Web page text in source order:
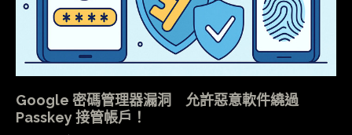
Google 密碼管理器漏洞 允許惡意軟件繞過
Passkey 接管帳戶！